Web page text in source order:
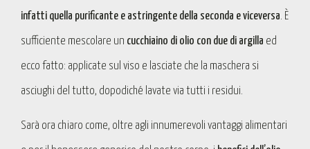
infatti quella purificante e astringente della seconda e viceversa. È
sufficiente mescolare un cucchiaino di olio con due di argilla ed
ecco fatto: applicate sul viso e lasciate che la maschera si
asciughi del tutto, dopodiché lavate via tutti i residui.
Sarà ora chiaro come, oltre agli innumerevoli vantaggi alimentari